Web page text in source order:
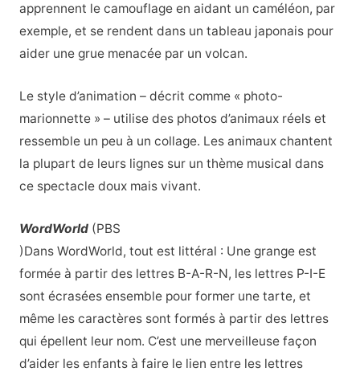
apprennent le camouflage en aidant un caméléon, par
exemple, et se rendent dans un tableau japonais pour
aider une grue menacée par un volcan.
Le style d’animation – décrit comme « photo-
marionnette » – utilise des photos d’animaux réels et
ressemble un peu à un collage. Les animaux chantent
la plupart de leurs lignes sur un thème musical dans
ce spectacle doux mais vivant.
WordWorld(PBS
)Dans WordWorld, tout est littéral : Une grange est
formée à partir des lettres B-A-R-N, les lettres P-I-E
sont écrasées ensemble pour former une tarte, et
même les caractères sont formés à partir des lettres
qui épellent leur nom. C’est une merveilleuse façon
d’aider les enfants à faire le lien entre les lettres